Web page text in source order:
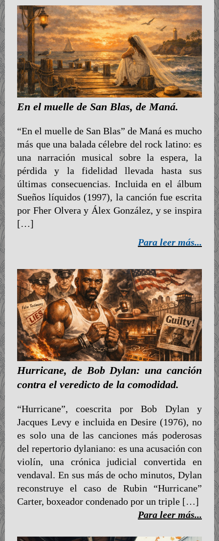
En el muelle de San Blas, de Maná.
“En el muelle de San Blas” de Maná es mucho
más que una balada célebre del rock latino: es
una narración musical sobre la espera, la
pérdida y la fidelidad llevada hasta sus
últimas consecuencias. Incluida en el álbum
Sueños líquidos (1997), la canción fue escrita
por Fher Olvera y Álex González, y se inspira
[…]
Para leer más...
Hurricane, de Bob Dylan: una canción
contra el veredicto de la comodidad.
“Hurricane”, coescrita por Bob Dylan y
Jacques Levy e incluida en Desire (1976), no
es solo una de las canciones más poderosas
del repertorio dylaniano: es una acusación con
violín, una crónica judicial convertida en
vendaval. En sus más de ocho minutos, Dylan
reconstruye el caso de Rubin “Hurricane”
Carter, boxeador condenado por un triple […]
Para leer más...